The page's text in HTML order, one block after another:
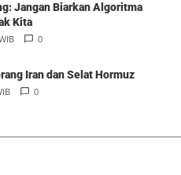
Jangan Biarkan Algoritma
Kita
0
Iran dan Selat Hormuz
0